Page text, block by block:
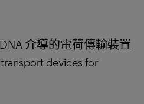
介導的電荷傳輸裝置
devices for